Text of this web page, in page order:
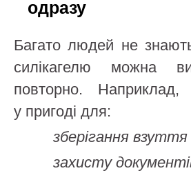
одразу
Багато людей не
силікагелю можна
повторно. Наприклад,
у пригоді для:
зберігання
захисту